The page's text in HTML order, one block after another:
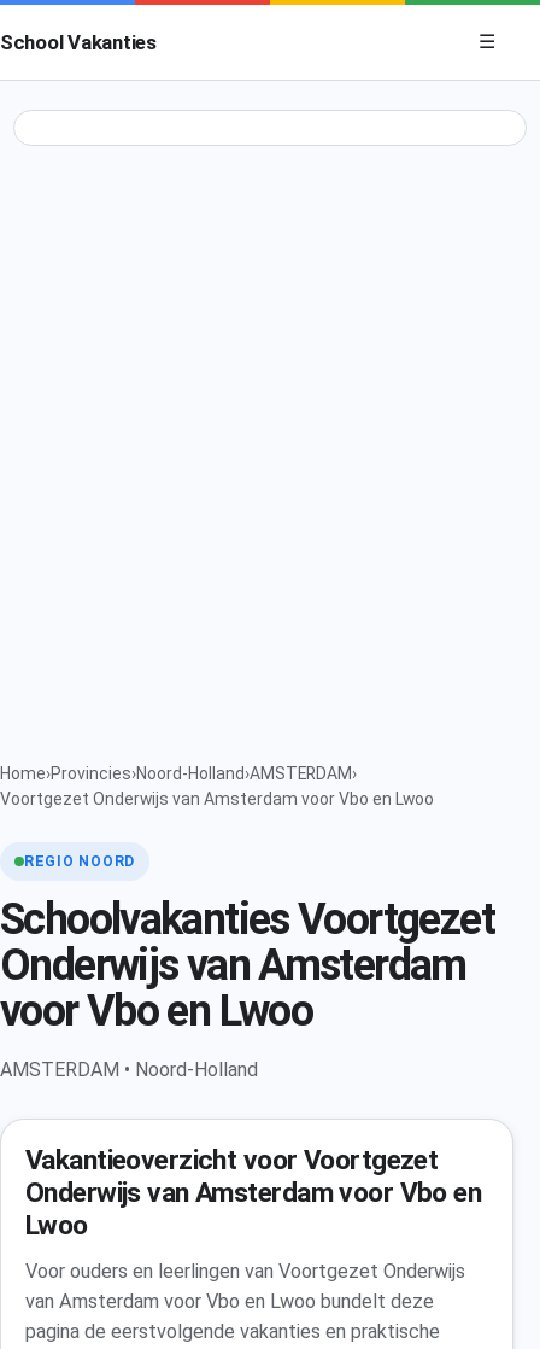
School Vakanties
Menu
☰
Home›Provincies›Noord-Holland›AMSTERDAM›
Voortgezet Onderwijs van Amsterdam voor Vbo en Lwoo
REGIO NOORD
Schoolvakanties Voortgezet
Onderwijs van Amsterdam
voor Vbo en Lwoo
AMSTERDAM • Noord-Holland
Vakantieoverzicht voor Voortgezet
Onderwijs van Amsterdam voor Vbo en
Lwoo
Voor ouders en leerlingen van Voortgezet Onderwijs
van Amsterdam voor Vbo en Lwoo bundelt deze
pagina de eerstvolgende vakanties en praktische